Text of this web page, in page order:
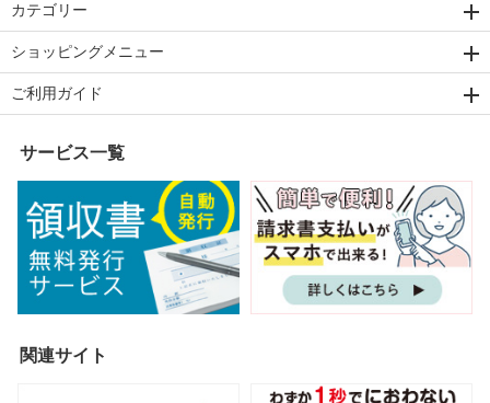
カテゴリー
ショッピングメニュー
ご利用ガイド
サービス一覧
関連サイト